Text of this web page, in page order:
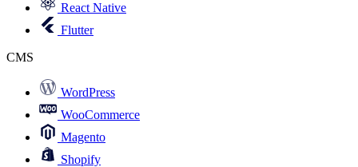
React Native
Flutter
CMS
WordPress
WooCommerce
Magento
Shopify